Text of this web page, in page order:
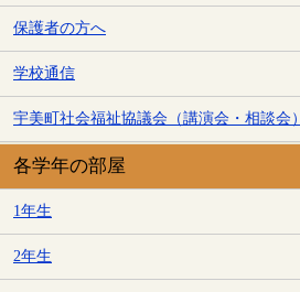
保護者の方へ
学校通信
宇美町社会福祉協議会（講演会・相談会）
各学年の部屋
1年生
2年生